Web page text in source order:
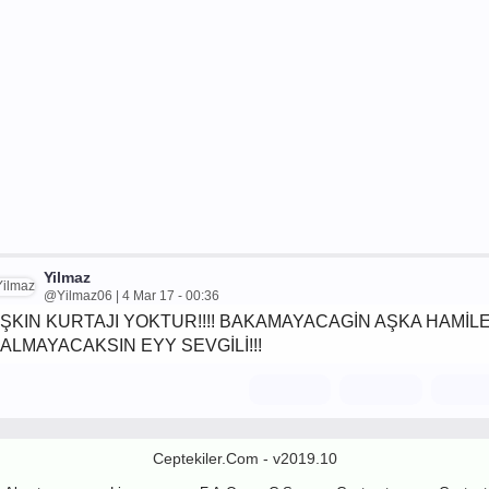
Yilmaz
@Yilmaz06 | 4 Mar 17 - 00:36
KURTAJI YOKTUR!!!! BAKAMAYACAGİN AŞKA
EYY SEVGİLİ!!!
Ceptekiler.Com - v2019.10